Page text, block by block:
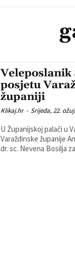
Veleposlanik
posjetu
županiji
Klikaj.hr - Srijeda, 22.
U Županijskoj palači u
Varaždinske županije
dr. sc. Nevena Bosilja